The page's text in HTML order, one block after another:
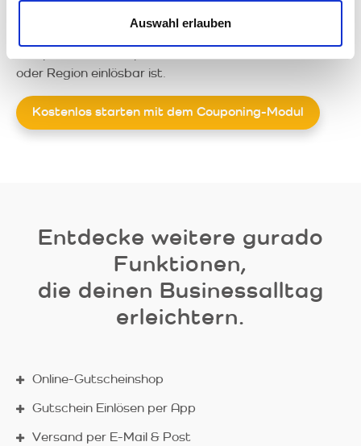
Auswahl erlauben
oder Region einlösbar ist.
Kostenlos starten mit dem Couponing-Modul
Entdecke weitere gurado
Funktionen,
die deinen Businessalltag
erleichtern.
Online-Gutscheinshop
Gutschein Einlösen per App
Versand per E-Mail & Post